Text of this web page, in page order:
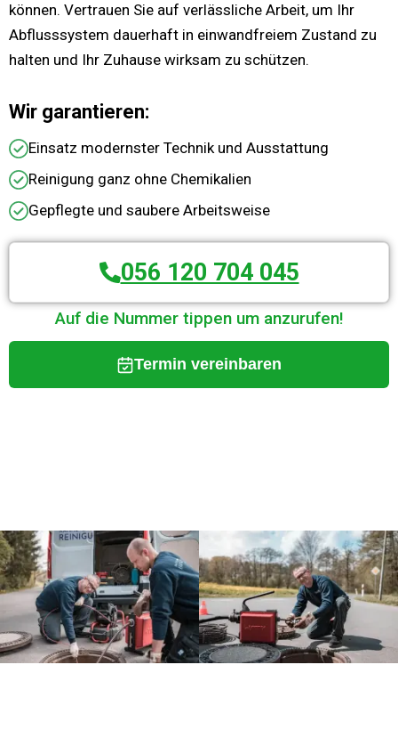
können. Vertrauen Sie auf verlässliche Arbeit, um Ihr
Abflusssystem dauerhaft in einwandfreiem Zustand zu
halten und Ihr Zuhause wirksam zu schützen.
Wir garantieren:
Einsatz modernster Technik und Ausstattung
Reinigung ganz ohne Chemikalien
Gepflegte und saubere Arbeitsweise
056 120 704 045
Auf die Nummer tippen um anzurufen!
Termin vereinbaren